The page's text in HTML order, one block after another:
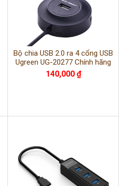
Bộ chia USB 2.0 ra 4 cổng USB
Ugreen UG-20277 Chính hãng
140,000 ₫